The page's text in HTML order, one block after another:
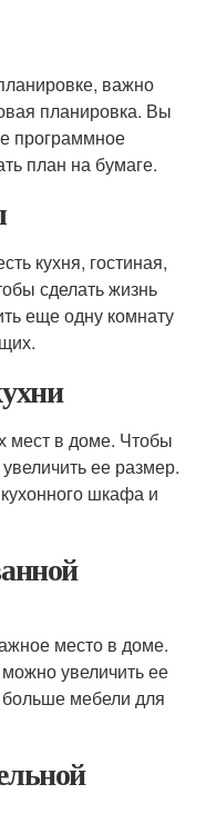
важно
планировка. Вы
программное
план на бумаге.
кухня, гостиная,
сделать жизнь
еще одну комнату
мест в доме. Чтобы
ее размер.
шкафа и
место в доме.
увеличить ее
больше мебели для